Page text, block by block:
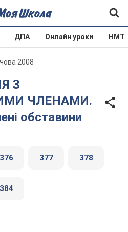
ДПА Онлайн уроки НМТ
2008
ЧЛЕНАМИ.
обставини
376 377 378
384